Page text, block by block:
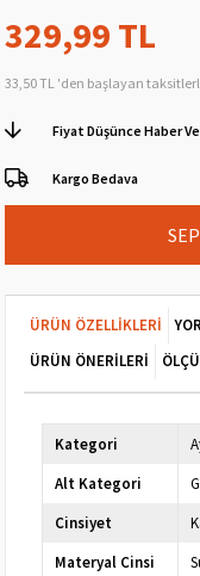
329,99 TL
33,50 TL 'den başlayan
Fiyat Düşünce Haber
Kargo Bedava
ÜRÜN ÖZELLIKLERI
ÜRÜN ÖNERILERI
Kategori
Alt Kategori
Cinsiyet
Materyal Cinsi